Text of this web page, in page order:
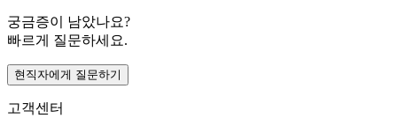
궁금증이 남았나요?
빠르게 질문하세요.
현직자에게 질문하기
고객센터